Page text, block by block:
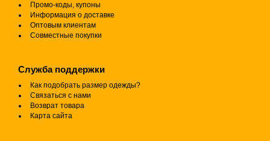
Промо-коды, купоны
Информация о доставке
Оптовым клиентам
Совместные покупки
Служба поддержки
Как подобрать размер одежды?
Связаться с нами
Возврат товара
Карта сайта